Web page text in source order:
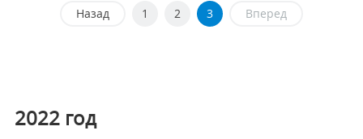
Назад 1 2 3 Вперед
2022 год